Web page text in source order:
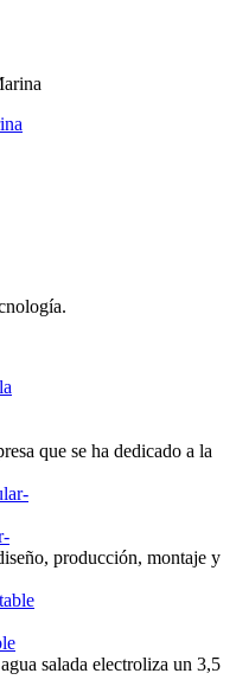
que se ha dedicado a la
producción, montaje y
salada electroliza un 3,5